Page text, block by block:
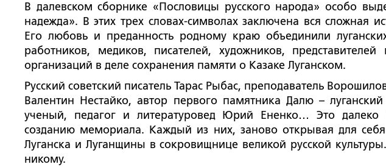
В далевском сборнике «Пословицы русского народа» особо
надежда». В этих трех словах-символах заключена вся сложная
Его любовь и преданность родному краю объединили
работников, медиков, писателей, художников,
организаций в деле сохранения памяти о Казаке Луганском.
Русский советский писатель Тарас Рыбас, преподаватель
Валентин Нестайко, автор первого памятника Далю –
ученый, педагог и литературовед Юрий Ененко… Это
созданию мемориала. Каждый из них, заново открывая для
Луганска и Луганщины в сокровищнице великой русской
никому.